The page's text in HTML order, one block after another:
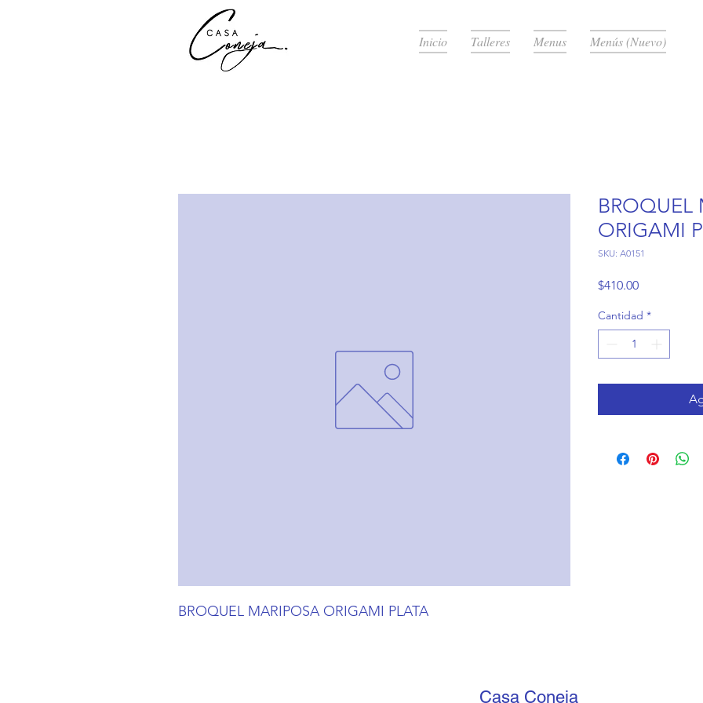
Inicio Talleres Menus Menús (Nuevo)
BROQUEL MARIPOSA ORIGAMI PLATA
BROQUEL
ORIGAMI
SKU: A0151
$410.00Precio
Cantidad *
Casa Coneja